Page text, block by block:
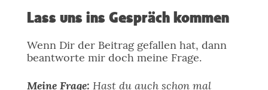
Lass uns ins Gespräch kommen
Wenn Dir der Beitrag gefallen hat, dann
beantworte mir doch meine Frage.
Meine Frage: Hast du auch schon mal